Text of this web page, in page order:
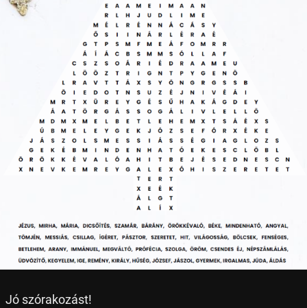
Jó szórakozást!